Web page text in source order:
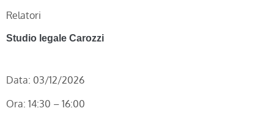
Relatori
Studio legale Carozzi
Data: 03/12/2026
Ora: 14:30 – 16:00